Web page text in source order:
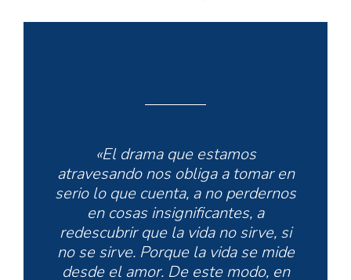
«El drama que estamos
atravesando nos obliga a tomar en
serio lo que cuenta, a no perdernos
en cosas insignificantes, a
redescubrir que la vida no sirve, si
no se sirve. Porque la vida se mide
desde el amor. De este modo, en